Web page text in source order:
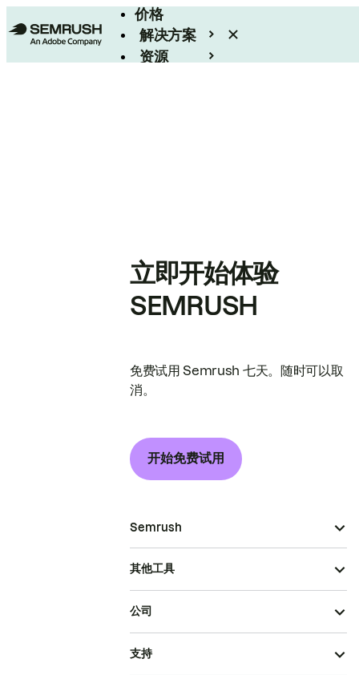
价格
解决方案
资源
立即开始体验
SEMRUSH
免费试用 Semrush 七天。随时可以取
消。
开始免费试用
Semrush
其他工具
公司
支持